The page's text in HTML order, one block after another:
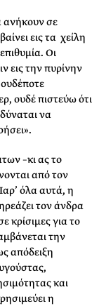
ανήκουν σε
εις τα χείλη
Οι
εις την πυρίνην
ουδέ πιστεύω ότι
να
–κι ας το
από τον
όλα αυτά, η
τον άνδρα
κρίσιμες για το
την
απόδειξη
και
η